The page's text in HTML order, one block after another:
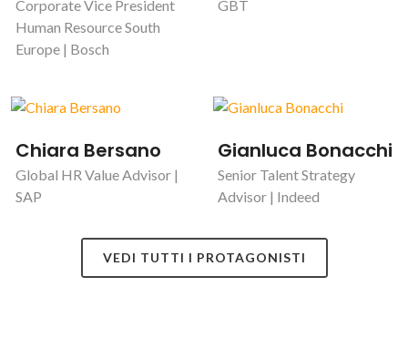
Corporate Vice President
Human Resource South
Europe | Bosch
GBT
Chiara Bersano
Global HR Value Advisor |
SAP
Gianluca Bonacchi
Senior Talent Strategy
Advisor | Indeed
VEDI TUTTI I PROTAGONISTI